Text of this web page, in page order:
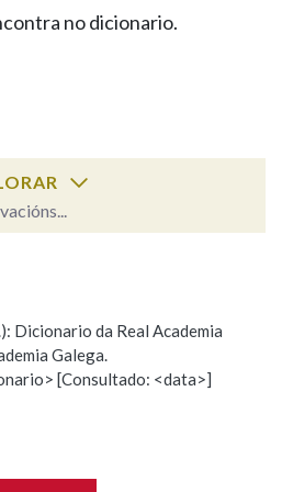
FIGURAS HOMENAXEADAS
PORTAL DAS PALABRAS
no dicionario.
Dicionario da Real Academia
Galega.
[Consultado: <data>]